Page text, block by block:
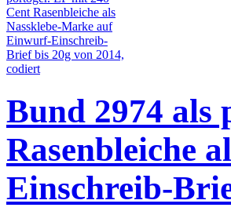
Bund 2974 als
Rasenbleiche
Einschreib-